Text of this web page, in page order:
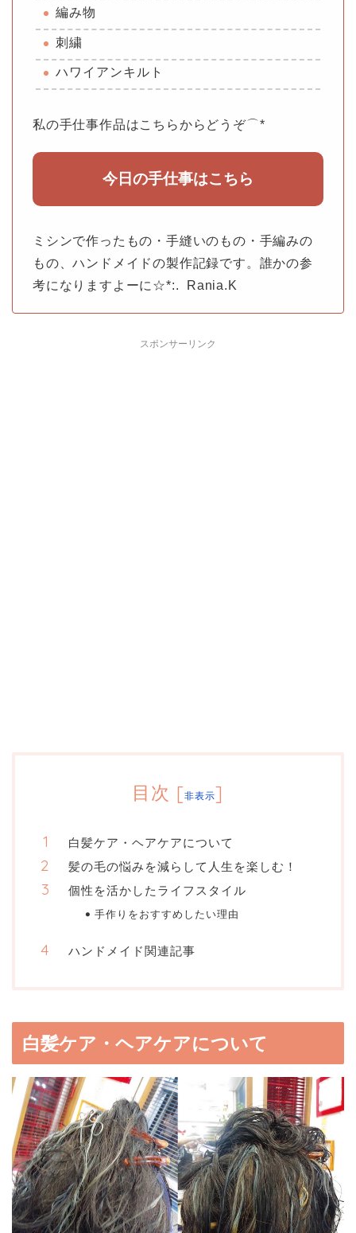
編み物
刺繍
ハワイアンキルト
私の手仕事作品はこちらからどうぞ⌒*
今日の手仕事はこちら
ミシンで作ったもの・手縫いのもの・手編みの
もの、ハンドメイドの製作記録です。誰かの参
考になりますよーに☆*:. Rania.K
スポンサーリンク
目次 [非表示]
白髪ケア・ヘアケアについて
髪の毛の悩みを減らして人生を楽しむ！
個性を活かしたライフスタイル
手作りをおすすめしたい理由
ハンドメイド関連記事
白髪ケア・ヘアケアについて